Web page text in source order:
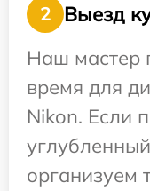
2
Выезд
Наш мастер
время для
Nikon. Если
организуем